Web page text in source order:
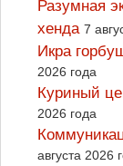
Разумная
хенда 7
Икра
2026 года
Куриный
2026 года
августа 2026